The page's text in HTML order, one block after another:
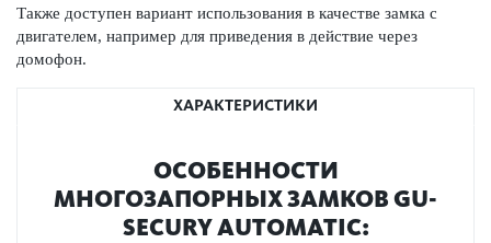
Также доступен вариант использования в качестве замка с
двигателем, например для приведения в действие через
домофон.
ХАРАКТЕРИСТИКИ
ОСОБЕННОСТИ
МНОГОЗАПОРНЫХ ЗАМКОВ GU-
SECURY AUTOMATIC: